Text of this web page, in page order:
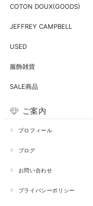
COTON DOUX(GOODS)
JEFFREY CAMPBELL
USED
服飾雑貨
SALE商品
ご案内
プロフィール
ブログ
お問い合わせ
プライバシーポリシー